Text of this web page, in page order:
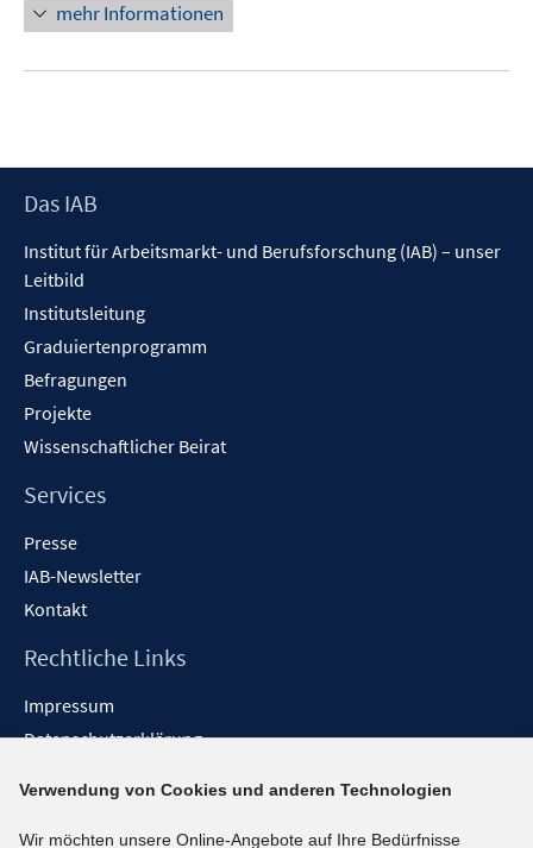
mehr Informationen
Footer
Das IAB
Institut für Arbeitsmarkt- und Berufsforschung (IAB) – unser
Leitbild
Institutsleitung
Graduiertenprogramm
Befragungen
Projekte
Wissenschaftlicher Beirat
Services
Presse
IAB-Newsletter
Kontakt
Rechtliche Links
Impressum
Datenschutzerklärung
Barrieren melden
Verwendung von Cookies und anderen Technologien
Wir möchten unsere Online-Angebote auf Ihre Bedürfnisse